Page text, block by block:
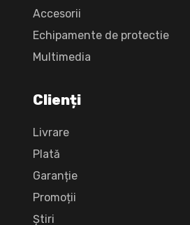
Accesorii
Echipamente de protectie
Multimedia
Clienți
Livrare
Plată
Garanție
Promoții
Știri